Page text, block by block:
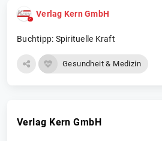
Verlag Kern GmbH
Buchtipp: Spirituelle Kraft
Gesundheit & Medizin
Verlag Kern GmbH